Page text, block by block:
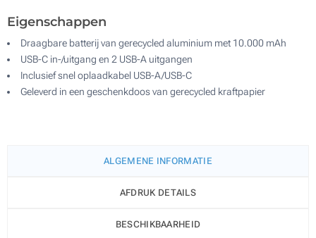
Eigenschappen
Draagbare batterij van gerecycled aluminium met 10.000 mAh
USB-C in-/uitgang en 2 USB-A uitgangen
Inclusief snel oplaadkabel USB-A/USB-C
Geleverd in een geschenkdoos van gerecycled kraftpapier
ALGEMENE INFORMATIE
AFDRUK DETAILS
BESCHIKBAARHEID